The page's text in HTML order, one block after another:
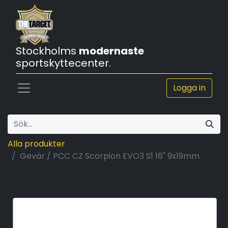
Stockholms modernaste
sportskyttecenter.
Logga in
Alla produkter
Gevär / PCC CZ Scorpion EVO3 S1 16" 9x19mm